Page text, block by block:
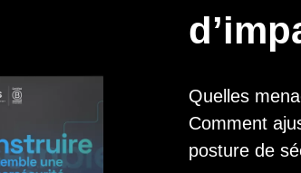
Quelles
Comment
posture de